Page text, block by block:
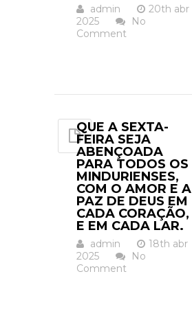
admin
20th abr
2025
No
Comment
QUE A SEXTA-
FEIRA SEJA
ABENÇOADA
PARA TODOS OS
MINDURIENSES,
COM O AMOR E A
PAZ DE DEUS EM
CADA CORAÇÃO,
E EM CADA LAR.
admin
18th abr
2025
No
Comment